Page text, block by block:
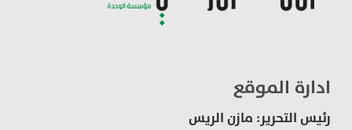
ادارة الموقع
رئيس التحرير: مازن الريس